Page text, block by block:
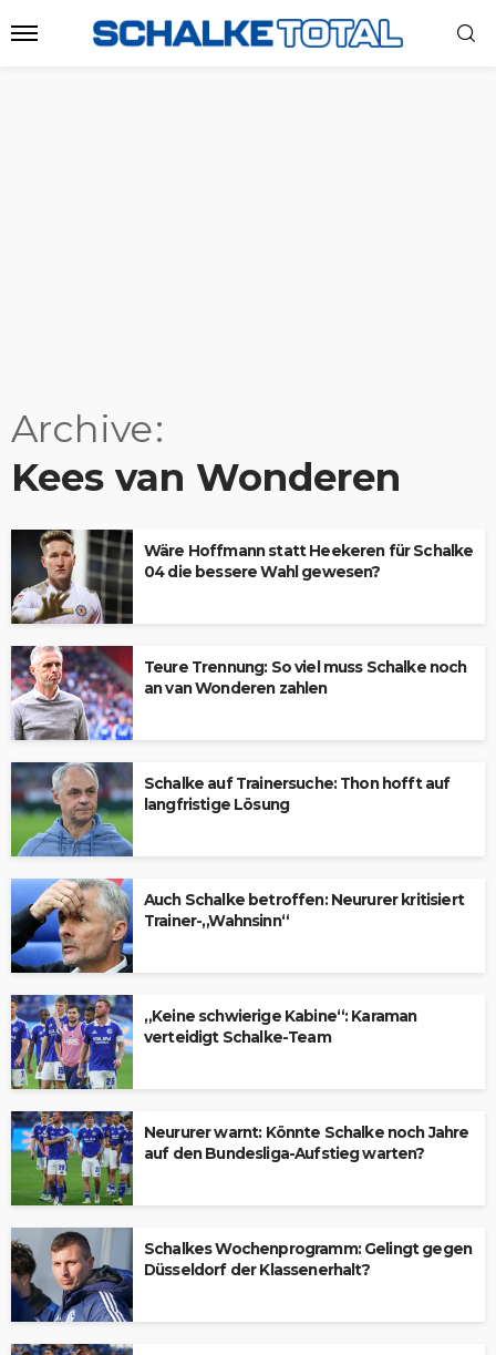
Archive
Kees van Wonderen
Wäre Hoffmann statt Heekeren für Schalke
04 die bessere Wahl gewesen?
Teure Trennung: So viel muss Schalke noch
an van Wonderen zahlen
Schalke auf Trainersuche: Thon hofft auf
langfristige Lösung
Auch Schalke betroffen: Neururer kritisiert
Trainer-„Wahnsinn“
„Keine schwierige Kabine“: Karaman
verteidigt Schalke-Team
Neururer warnt: Könnte Schalke noch Jahre
auf den Bundesliga-Aufstieg warten?
Schalkes Wochenprogramm: Gelingt gegen
Düsseldorf der Klassenerhalt?